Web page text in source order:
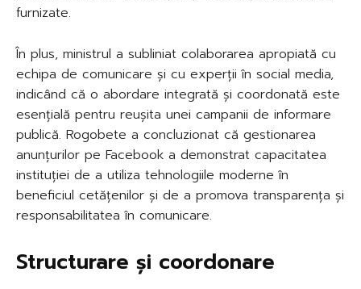
furnizate.
În plus, ministrul a subliniat colaborarea apropiată cu
echipa de comunicare și cu experții în social media,
indicând că o abordare integrată și coordonată este
esențială pentru reușita unei campanii de informare
publică. Rogobete a concluzionat că gestionarea
anunțurilor pe Facebook a demonstrat capacitatea
instituției de a utiliza tehnologiile moderne în
beneficiul cetățenilor și de a promova transparența și
responsabilitatea în comunicare.
Structurare și coordonare